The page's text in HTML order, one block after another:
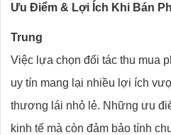
Ưu Điểm & Lợi Ích Khi Bán
Trung
Việc lựa chọn đối tác thu mua
uy tín mang lại nhiều lợi ích
thương lái nhỏ lẻ. Những ưu
kinh tế mà còn đảm bảo tính